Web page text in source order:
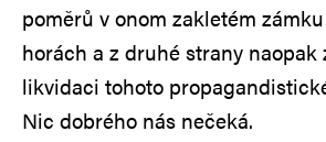
poměrů v onom zakletém
horách a z druhé strany naopak
likvidaci tohoto
Nic dobrého nás nečeká.